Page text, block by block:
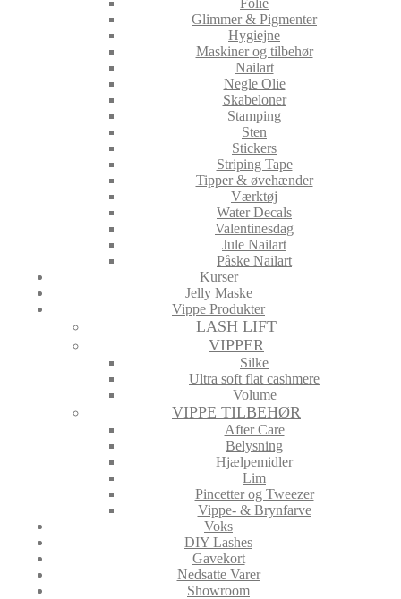
Folie
Glimmer & Pigmenter
Hygiejne
Maskiner og tilbehør
Nailart
Negle Olie
Skabeloner
Stamping
Sten
Stickers
Striping Tape
Tipper & øvehænder
Værktøj
Water Decals
Valentinesdag
Jule Nailart
Påske Nailart
Kurser
Jelly Maske
Vippe Produkter
LASH LIFT
VIPPER
Silke
Ultra soft flat cashmere
Volume
VIPPE TILBEHØR
After Care
Belysning
Hjælpemidler
Lim
Pincetter og Tweezer
Vippe- & Brynfarve
Voks
DIY Lashes
Gavekort
Nedsatte Varer
Showroom